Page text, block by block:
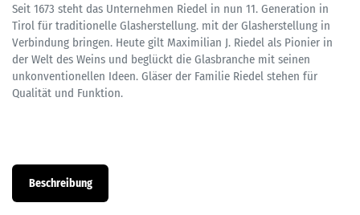
Seit 1673 steht das Unternehmen Riedel in nun 11. Generation in
Tirol für traditionelle Glasherstellung. mit der Glasherstellung in
Verbindung bringen. Heute gilt Maximilian J. Riedel als Pionier in
der Welt des Weins und beglückt die Glasbranche mit seinen
unkonventionellen Ideen. Gläser der Familie Riedel stehen für
Qualität und Funktion.
Beschreibung